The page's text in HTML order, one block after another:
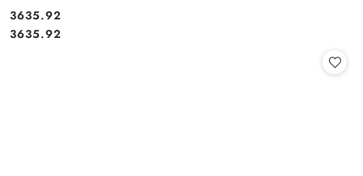
Cena:
3635.92
Cena:
3635.92